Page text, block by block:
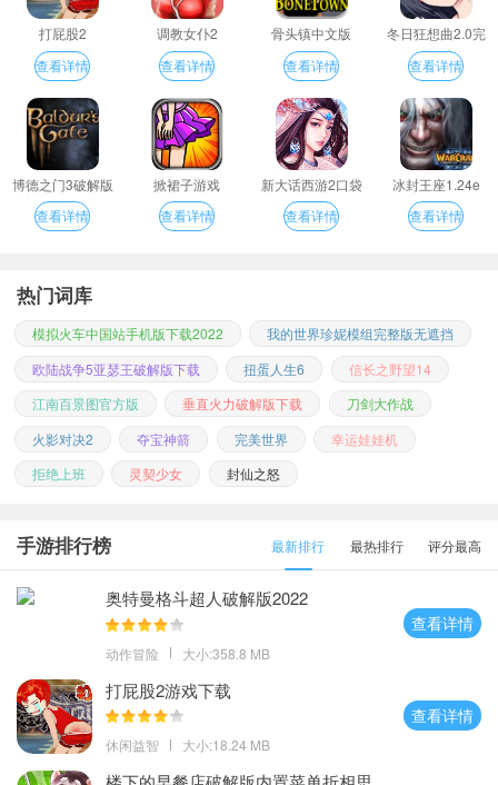
打屁股2
查看详情
调教女仆2
查看详情
骨头镇中文版
查看详情
冬日狂想曲2.0完
整汉化版
查看详情
博德之门3破解版
查看详情
掀裙子游戏
查看详情
新大话西游2口袋
版
查看详情
冰封王座1.24e
查看详情
热门词库
模拟火车中国站手机版下载2022
我的世界珍妮模组完整版无遮挡
欧陆战争5亚瑟王破解版下载
扭蛋人生6
信长之野望14
江南百景图官方版
垂直火力破解版下载
刀剑大作战
火影对决2
夺宝神箭 完美世界
幸运娃娃机
拒绝上班
灵契少女 封仙之怒
手游排行榜 最新排行 最热排行 评分最高
奥特曼格斗超人破解版2022
动作冒险 大小:358.8 MB
查看详情
打屁股2游戏下载
休闲益智 大小:18.24 MB
查看详情